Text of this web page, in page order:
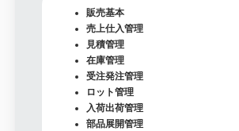
販売基本
売上仕入管理
見積管理
在庫管理
受注発注管理
ロット管理
入荷出荷管理
部品展開管理